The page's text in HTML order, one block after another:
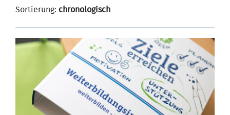
Sortierung: chronologisch